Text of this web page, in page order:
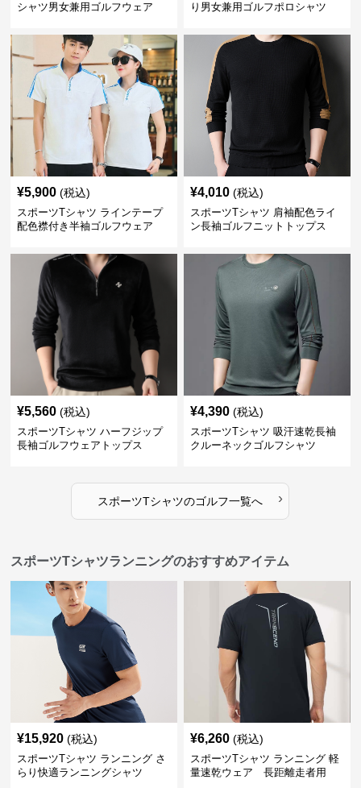
シャツ男女兼用ゴルフウェア
り男女兼用ゴルフポロシャツ
¥5,900 (税込)
スポーツTシャツ ラインテープ
配色襟付き半袖ゴルフウェア
¥4,010 (税込)
スポーツTシャツ 肩袖配色ライ
ン長袖ゴルフニットトップス
¥5,560 (税込)
スポーツTシャツ ハーフジップ
長袖ゴルフウェアトップス
¥4,390 (税込)
スポーツTシャツ 吸汗速乾長袖
クルーネックゴルフシャツ
スポーツTシャツのゴルフ一覧へ ›
スポーツTシャツランニングのおすすめアイテム
¥15,920 (税込)
スポーツTシャツ ランニング さ
らり快適ランニングシャツ
¥6,260 (税込)
スポーツTシャツ ランニング 軽
量速乾ウェア 長距離走者用